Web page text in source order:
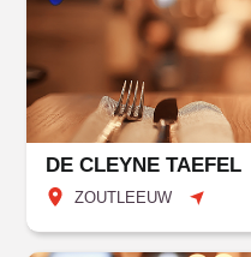
DE CLEYNE TAEFEL
ZOUTLEEUW